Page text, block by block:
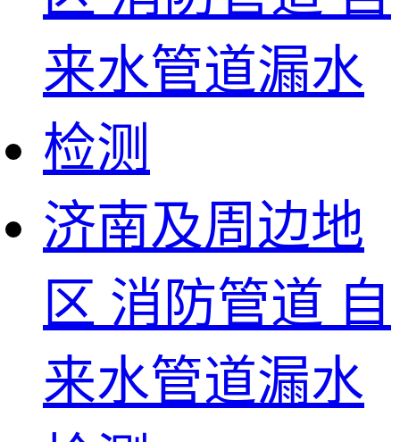
济南及周边地
区 消防管道 自
来水管道漏水